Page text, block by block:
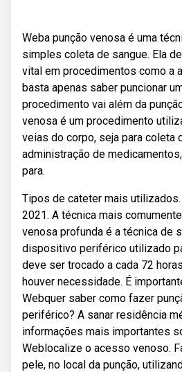
Weba punção venosa é uma
simples coleta de sangue. Ela
vital em procedimentos como a
basta apenas saber puncionar
procedimento vai além da
venosa é um procedimento
veias do corpo, seja para coleta
administração de
para.
Tipos de cateter mais
2021. A técnica mais
venosa profunda é a técnica de
dispositivo periférico utilizado
deve ser trocado a cada 72
houver necessidade. É
Webquer saber como fazer
periférico? A sanar residência
informações mais importantes
Weblocalize o acesso venoso.
pele, no local da punção,